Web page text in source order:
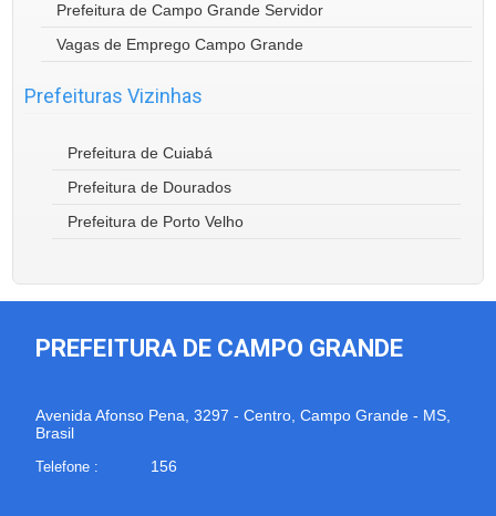
Prefeitura de Campo Grande Servidor
Vagas de Emprego Campo Grande
Prefeituras Vizinhas
Prefeitura de Cuiabá
Prefeitura de Dourados
Prefeitura de Porto Velho
PREFEITURA DE CAMPO GRANDE
Avenida Afonso Pena, 3297 - Centro, Campo Grande - MS,
Brasil
Telefone : 156